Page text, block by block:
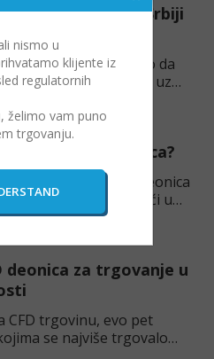
(ili CFD-ove) u Srbiji
Srbije? Naučite kako da
ili trgujete CFD-ovima uz
za početnike.
deonica i obveznica?
razlike između deonica
one mogu pomoći u
deonica za trgovanje u
CFD trgovinu, evo pet
se najviše trgovalo
nismo u
klijente iz
regulatornih
želimo vam puno
trgovanju.